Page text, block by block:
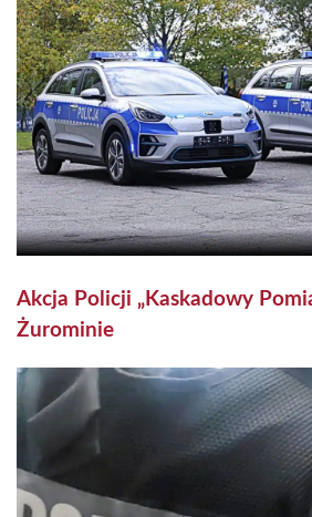
Akcja Policji „Kaskadowy
Żurominie